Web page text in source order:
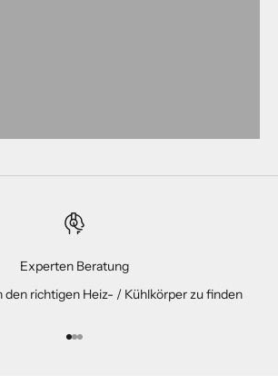
Experten Beratung
den richtigen Heiz- / Kühlkörper zu finden
Gehe zu Element 1
Gehe zu Element 2
Gehe zu Element 3